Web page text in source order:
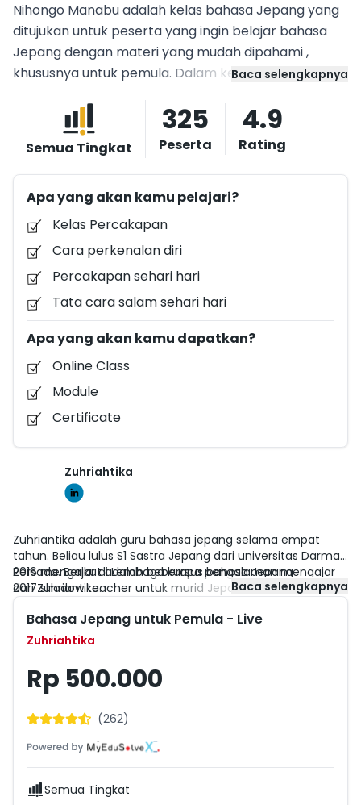
Nihongo Manabu adalah kelas bahasa Jepang yang
ditujukan untuk peserta yang ingin belajar bahasa
Jepang dengan materi yang mudah dipahami ,
khususnya untuk pemula. Dalam kelas ini dalam tiap
(percakapan), dokkai (bacaan), bunpou (pola
kalimat), atarashii kotoba (kosa kata baru) dan
choukai (mendengarkan).
Baca selengkapnya
Semua Tingkat
325
Peserta
4.9
Rating
Apa yang akan kamu pelajari?
Kelas Percakapan
Cara perkenalan diri
Percakapan sehari hari
Tata cara salam sehari hari
Apa yang akan kamu dapatkan?
Online Class
Module
Certificate
Zuhriahtika
Zuhriantika adalah guru bahasa jepang selama empat
tahun. Beliau lulus S1 Sastra Jepang dari universitas Darma
Persada. Berikut adalah beberapa pengalaman mengajar
dari Zuhriantika.
2016 mengajar di Lembaga kursus bahasa Jepang
2017 shadow teacher untuk murid Jepang
2018 menjadi Home Private Japanese teacher untuk anak
berkebutuhan khusus
2019 mengajar di salah satu LPK Bekasi
Baca selengkapnya
Bahasa Jepang untuk Pemula - Live
Zuhriahtika
Rp 500.000
(262)
Semua Tingkat